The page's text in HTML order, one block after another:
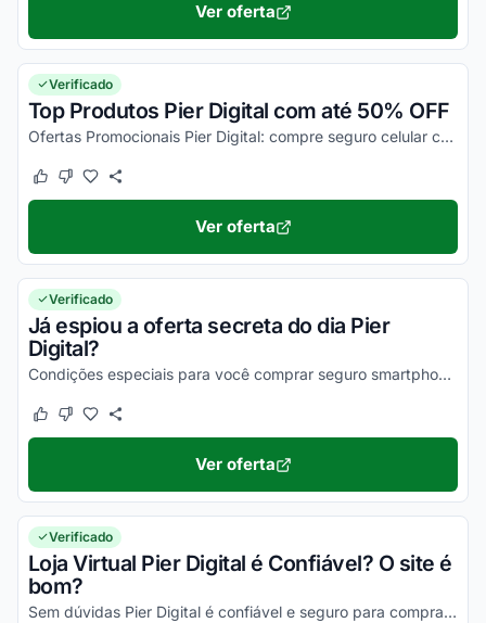
Ver oferta
Verificado
Top Produtos Pier Digital com até 50% OFF
Ofertas Promocionais Pier Digital: compre seguro celular com o maior desconto!
Este cupom funcionou
Este cupom não funcionou
Ver oferta
Verificado
Já espiou a oferta secreta do dia Pier
Digital?
Condições especiais para você comprar seguro smartphone e economizar.
Este cupom funcionou
Este cupom não funcionou
Ver oferta
Verificado
Loja Virtual Pier Digital é Confiável? O site é
bom?
Sem dúvidas Pier Digital é confiável e seguro para comprar online. Basta observar a reputação no Reclame Aqui Pier Digital para ter certeza!